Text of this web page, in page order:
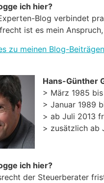
ich hier?
Blog verbindet
ist es mein
zu meinen Blog-Beiträgen
Hans-Günther
> März 1985
> Januar 1989
> ab Juli 2013
> zusätzlich ab
ich hier?
der Steuerberater